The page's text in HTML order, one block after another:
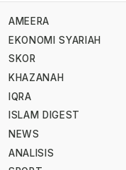
AMEERA
EKONOMI SYARIAH
SKOR
KHAZANAH
IQRA
ISLAM DIGEST
NEWS
ANALISIS